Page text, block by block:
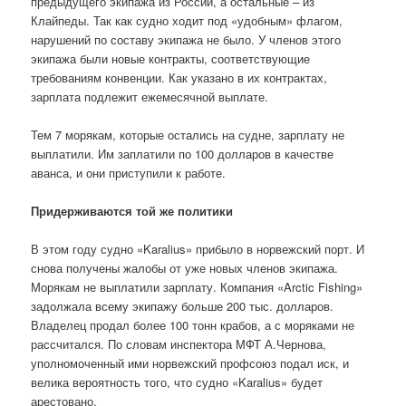
Клайпеды. Так как судно ходит под «удобным» флагом,
нарушений по составу экипажа не было. У членов этого
экипажа были новые контракты, соответствующие
требованиям конвенции. Как указано в их контрактах,
зарплата подлежит ежемесячной выплате.
Тем 7 морякам, которые остались на судне, зарплату не
выплатили. Им заплатили по 100 долларов в качестве
аванса, и они приступили к работе.
Придерживаются той же политики
В этом году судно «Karalius» прибыло в норвежский порт. И
снова получены жалобы от уже новых членов экипажа.
Морякам не выплатили зарплату. Компания «Arctic Fishing»
задолжала всему экипажу больше 200 тыс. долларов.
Владелец продал более 100 тонн крабов, а с моряками не
рассчитался. По словам инспектора МФТ А.Чернова,
уполномоченный ими норвежский профсоюз подал иск, и
велика вероятность того, что судно «Karalius» будет
арестовано.